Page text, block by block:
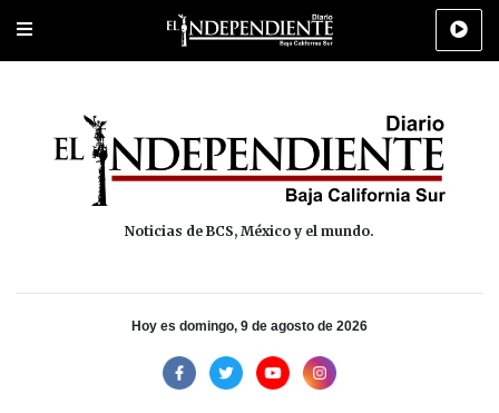
Portada Los Cabos Policiaca Deportes Cultura
Noticias de BCS, México y el mundo.
Hoy es domingo, 9 de agosto de 2026